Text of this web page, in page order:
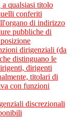
qualsiasi titolo
conferiti
di indirizzo
pubbliche di
dirigenziali (da
distinguano le
dirigenti
titolari di
con funzioni
discrezionali